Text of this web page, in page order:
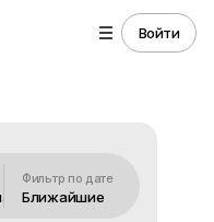
Войти
Фильтр по дате
Ближайшие